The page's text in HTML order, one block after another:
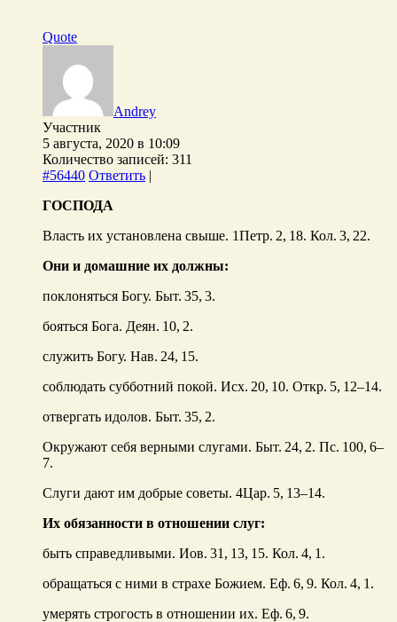
Quote
Andrey
Участник
5 августа, 2020 в 10:09
Количество записей: 311
#56440 Ответить |
ГОСПОДА
Власть их установлена свыше. 1Петр. 2, 18. Кол. 3, 22.
Они и домашние их должны:
поклоняться Богу. Быт. 35, 3.
бояться Бога. Деян. 10, 2.
служить Богу. Нав. 24, 15.
соблюдать субботний покой. Исх. 20, 10. Откр. 5, 12–14.
отвергать идолов. Быт. 35, 2.
Окружают себя верными слугами. Быт. 24, 2. Пс. 100, 6–
7.
Слуги дают им добрые советы. 4Цар. 5, 13–14.
Их обязанности в отношении слуг:
быть справедливыми. Иов. 31, 13, 15. Кол. 4, 1.
обращаться с ними в страхе Божием. Еф. 6, 9. Кол. 4, 1.
умерять строгость в отношении их. Еф. 6, 9.